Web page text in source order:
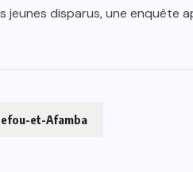
jeunes disparus, une
et-Afamba